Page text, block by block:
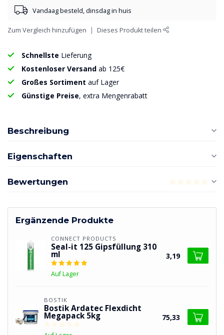
Vandaag besteld, dinsdag in huis
Zum Vergleich hinzufügen Dieses Produkt teilen
Schnellste Lieferung
Kostenloser Versand ab 125€
Großes Sortiment auf Lager
Günstige Preise, extra Mengenrabatt
Beschreibung
Eigenschaften
Bewertungen
Ergänzende Produkte
CONNECT PRODUCTS
Seal-it 125 Gipsfüllung 310
ml
Auf Lager
3,19
BOSTIK
Bostik Ardatec Flexdicht
Megapack 5kg 75,33